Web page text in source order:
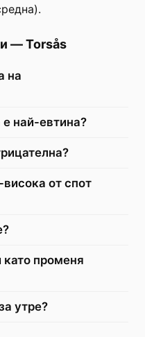
—Torsås
на
е най-евтина?
от спот
като променя
утре?